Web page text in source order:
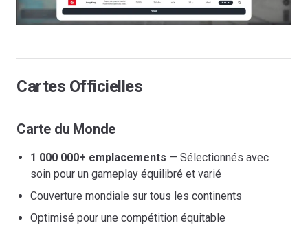
Cartes Officielles
Carte du Monde
1 000 000+ emplacements — Sélectionnés avec
soin pour un gameplay équilibré et varié
Couverture mondiale sur tous les continents
Optimisé pour une compétition équitable